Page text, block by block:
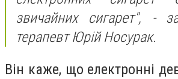
звичайних сигарет", -
терапевт Юрій Носурак.
Він каже, що електронні